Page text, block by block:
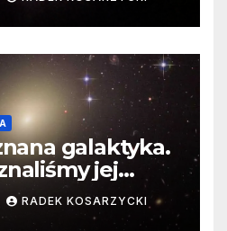
galaktyka.
jej
RADEK KOSARZYCKI